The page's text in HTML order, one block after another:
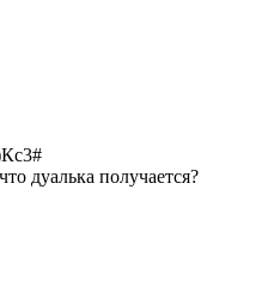
дуалька получается?